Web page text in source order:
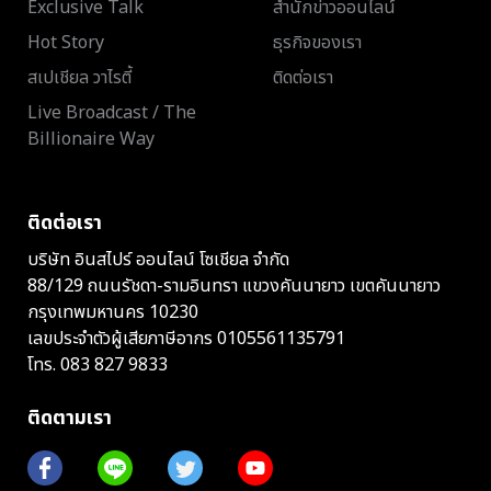
Exclusive Talk
Hot Story
สเปเชียล วาไรตี้
Live Broadcast / The
Billionaire Way
สำนักข่าวออนไลน์
ธุรกิจของเรา
ติดต่อเรา
ติดต่อเรา
บริษัท อินสไปร์ ออนไลน์ โซเชียล จำกัด
88/129 ถนนรัชดา-รามอินทรา แขวงคันนายาว เขตคันนายาว
กรุงเทพมหานคร 10230
เลขประจำตัวผู้เสียภาษีอากร 0105561135791
โทร. 083 827 9833
ติดตามเรา